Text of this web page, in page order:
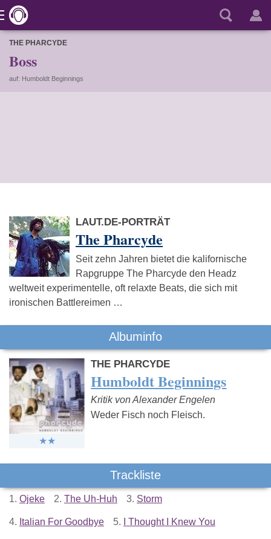
THE PHARCYDE
Boss
auf: Humboldt Beginnings
LAUT.DE-PORTRÄT
The Pharcyde
Seit zehn Jahren bietet die kalifornische
Rapgruppe The Pharcyde den Headz
weltweit experimentelle, oft relaxte Beats, die sich mit
ironischen Battlereimen …
Albuminfo
THE PHARCYDE
Humboldt Beginnings
Kritik von Alexander Engelen
Weder Fisch noch Fleisch.
Trackliste
1. Ojeke 2. The Uh-Huh 3. Storm
4. Italian For Goodbye 5. I Thought I Knew You